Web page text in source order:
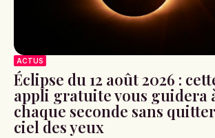
ACTUS
Éclipse du 12 août 2026 :
appli gratuite vous guidera
chaque seconde sans
ciel des yeux